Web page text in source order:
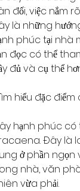
đối, việc nắm
là những
phúc tại nhà
đọc có thể
đủ và cụ thể
Tìm hiểu đặc
hạnh phúc
Đây là
ở phần ngọn
nhà, văn
vừa phải.